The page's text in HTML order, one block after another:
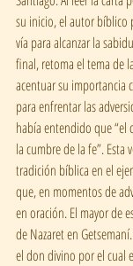
su inicio, el autor bíblico
vía para alcanzar la
final, retoma el tema de
acentuar su importancia
para enfrentar las
había entendido que “el
la cumbre de la fe”. Esta
tradición bíblica en el
que, en momentos de
en oración. El mayor de
de Nazaret en
el don divino por el cual